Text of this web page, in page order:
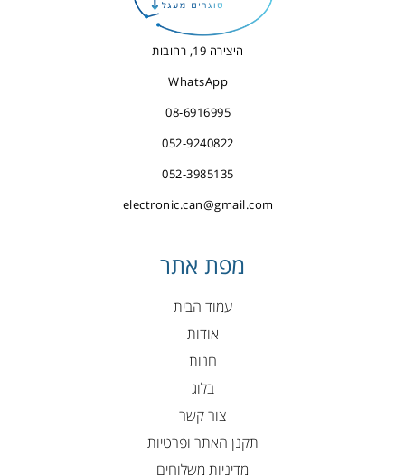
היצירה 19, רחובות
WhatsApp
08-6916995
052-9240822
052-3985135
electronic.can@gmail.com
מפת אתר
עמוד הבית
אודות
חנות
בלוג
צור קשר
תקנן האתר ופרטיות
מדיניות משלוחים